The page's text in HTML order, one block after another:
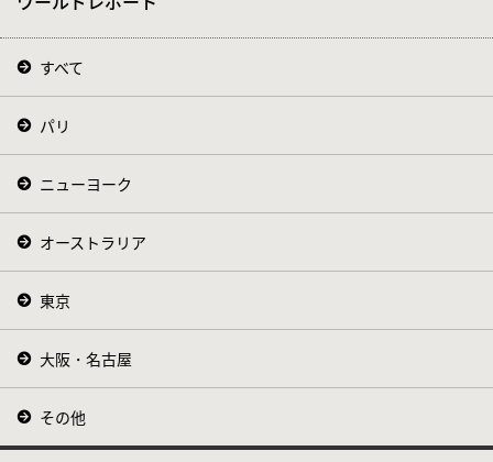
すべて
パリ
ニューヨーク
オーストラリア
東京
大阪・名古屋
その他